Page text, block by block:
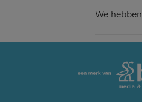
We hebben